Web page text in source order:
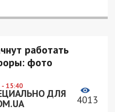
работать
фото
15:40
ДЛЯ
4013